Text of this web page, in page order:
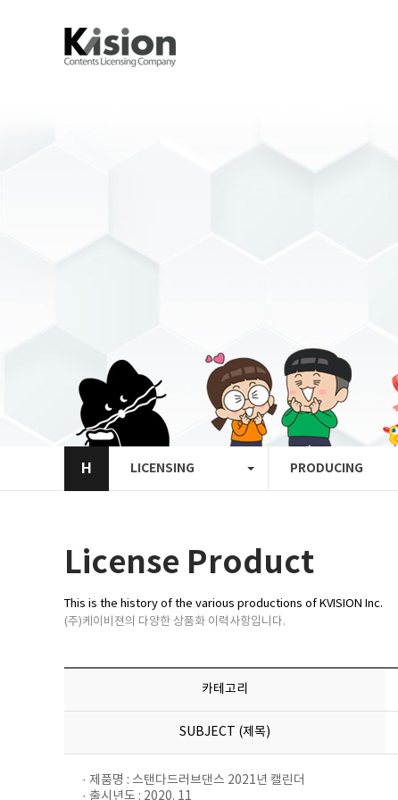
H LICENSING PRODUCING
License Product
This is the history of the various productions of KVISION Inc.
(주)케이비젼의 다양한 상품화 이력사항입니다.
카테고리
SUBJECT (제목)
· 제품명 : 스탠다드러브댄스 2021년 캘린더
· 출시년도 : 2020. 11